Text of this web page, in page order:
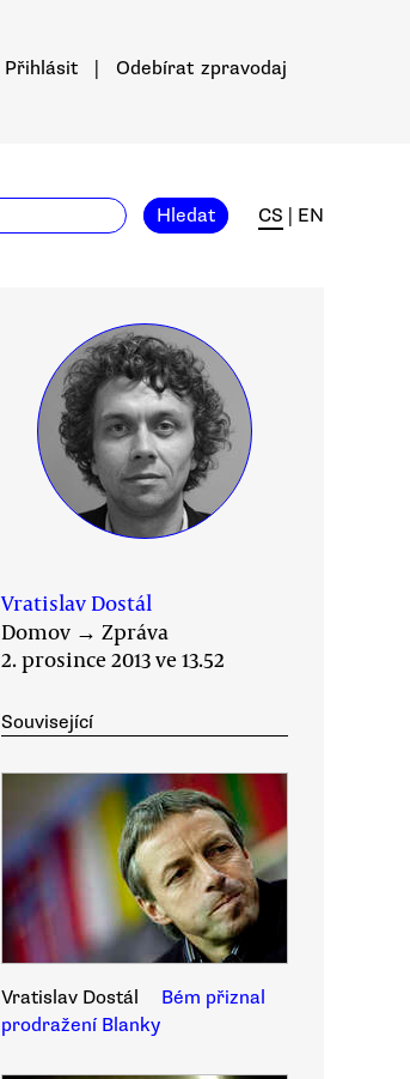
Přihlásit Odebírat zpravodaj
Hledat CS EN
Vratislav Dostál
Domov → Zpráva
2. prosince 2013 ve 13.52
Související
Vratislav Dostál
Bém přiznal
prodražení Blanky